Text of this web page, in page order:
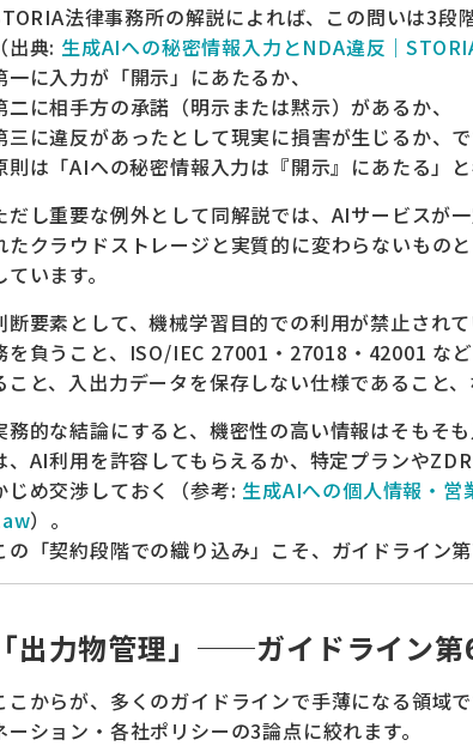
法律事務所の解説によれば、この問いは3段
（出典: 生成AIへの秘密情報入力とNDA違反｜
一に入力が「開示」にあたるか、
二に相手方の承諾（明示または黙示）があるか、
三に違反があったとして現実に損害が生じるか、で
則は「AIへの秘密情報入力は『開示』にあたる」
だし重要な例外として同解説では、AIサービスが
たクラウドストレージと実質的に変わらないもの
ています。
断要素として、機械学習目的での利用が禁止され
を負うこと、ISO/IEC 27001・27018・42001 な
こと、入出力データを保存しない仕様であること、
務的な結論にすると、機密性の高い情報はそもそ
、AI利用を許容してもらえるか、特定プランや
じめ交渉しておく（参考: 生成AIへの個人情報・
）。
の「契約段階での織り込み」こそ、ガイドライン
「出力物管理」──ガイドライン
こからが、多くのガイドラインで手薄になる領域
ーション・各社ポリシーの3論点に絞れます。